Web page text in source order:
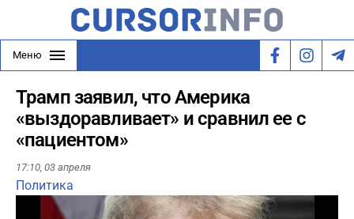
Меню
Трамп заявил, что Америка
«выздоравливает» и сравнил ее с
«пациентом»
17:10, 03 апреля
Политика